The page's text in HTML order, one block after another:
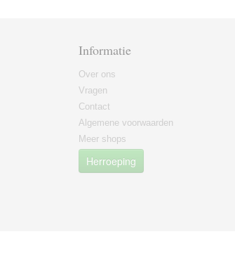
Informatie
Over ons
Vragen
Contact
Algemene voorwaarden
Meer shops
Herroeping